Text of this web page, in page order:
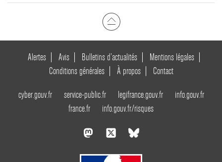
Alertes Avis Bulletins d’actualités
Mentions légales
Conditions générales
À propos Contact
cyber.gouv.fr service-public.fr legifrance.gouv.fr
info.gouv.fr
france.fr
info.gouv.fr/risques